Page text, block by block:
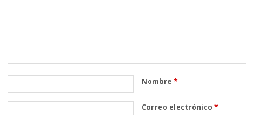
Nombre*
Correo electrónico*